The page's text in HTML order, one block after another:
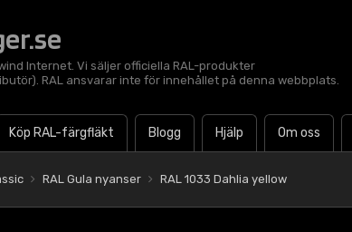
Internet. Vi säljer officiella RAL-produkter
RAL ansvarar inte för innehållet på denna webbplats.
Köp RAL-färgfläkt Blogg Hjälp Om oss
RAL Gula nyanser RAL 1033 Dahlia yellow